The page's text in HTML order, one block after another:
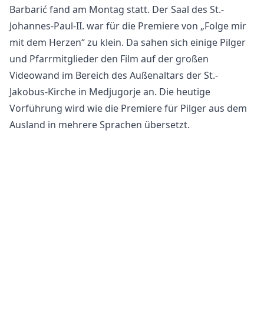
Barbarić fand am Montag statt. Der Saal des St.-
Johannes-Paul-II. war für die Premiere von „Folge mir
mit dem Herzen“ zu klein. Da sahen sich einige Pilger
und Pfarrmitglieder den Film auf der großen
Videowand im Bereich des Außenaltars der St.-
Jakobus-Kirche in Medjugorje an. Die heutige
Vorführung wird wie die Premiere für Pilger aus dem
Ausland in mehrere Sprachen übersetzt.